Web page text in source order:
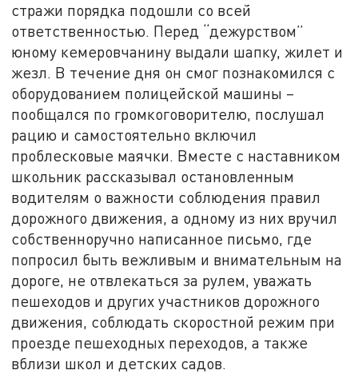
стражи порядка подошли со всей
ответственностью. Перед “дежурством”
юному кемеровчанину выдали шапку, жилет и
жезл. В течение дня он смог познакомился с
оборудованием полицейской машины –
пообщался по громкоговорителю, послушал
рацию и самостоятельно включил
проблесковые маячки. Вместе с наставником
школьник рассказывал остановленным
водителям о важности соблюдения правил
дорожного движения, а одному из них вручил
собственноручно написанное письмо, где
попросил быть вежливым и внимательным на
дороге, не отвлекаться за рулем, уважать
пешеходов и других участников дорожного
движения, соблюдать скоростной режим при
проезде пешеходных переходов, а также
вблизи школ и детских садов.